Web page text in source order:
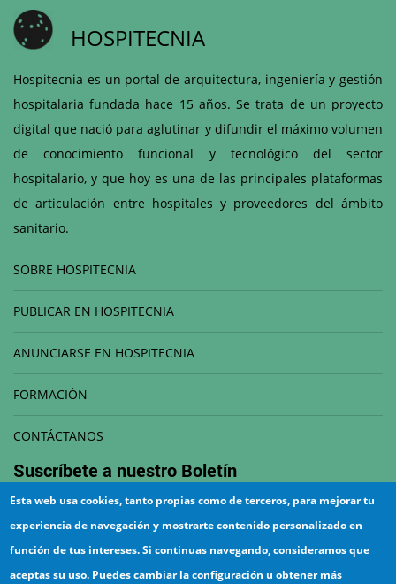
HOSPITECNIA
Hospitecnia es un portal de arquitectura, ingeniería y gestión
hospitalaria fundada hace 15 años. Se trata de un proyecto
digital que nació para aglutinar y difundir el máximo volumen
de conocimiento funcional y tecnológico del sector
hospitalario, y que hoy es una de las principales plataformas
de articulación entre hospitales y proveedores del ámbito
sanitario.
SOBRE HOSPITECNIA
PUBLICAR EN HOSPITECNIA
ANUNCIARSE EN HOSPITECNIA
FORMACIÓN
CONTÁCTANOS
Suscríbete a nuestro Boletín
Esta web usa cookies, tanto propias como de terceros, para mejorar tu
experiencia de navegación y mostrarte contenido personalizado en
función de tus intereses. Si continuas navegando, consideramos que
aceptas su uso. Puedes cambiar la configuración u obtener más